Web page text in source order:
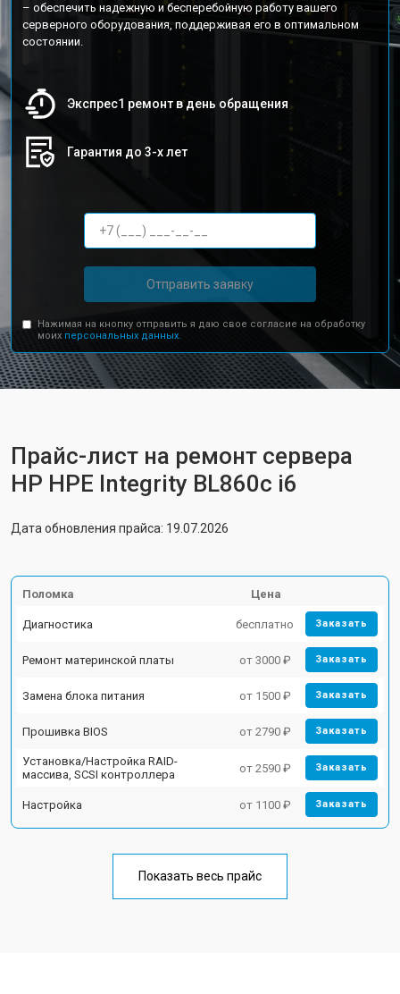
– обеспечить надежную и бесперебойную работу вашего
серверного оборудования, поддерживая его в оптимальном
состоянии.
Экспрес1 ремонт в день обращения
Гарантия до 3-х лет
Отправить заявку
Нажимая на кнопку отправить я даю свое согласие на обработку
моих персональных данных.
Прайс-лист на ремонт сервера
HP HPE Integrity BL860c i6
Дата обновления прайса: 19.07.2026
Поломка Цена
Диагностика бесплатно Заказать
Ремонт материнской платы от 3000 ₽ Заказать
Замена блока питания от 1500 ₽ Заказать
Прошивка BIOS от 2790 ₽ Заказать
Установка/Настройка RAID-
массива, SCSI контроллера
от 2590 ₽ Заказать
Настройка от 1100 ₽ Заказать
Показать весь прайс